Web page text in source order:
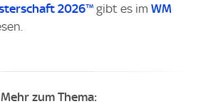
2026™ gibt es im WM
Mehr zum Thema: